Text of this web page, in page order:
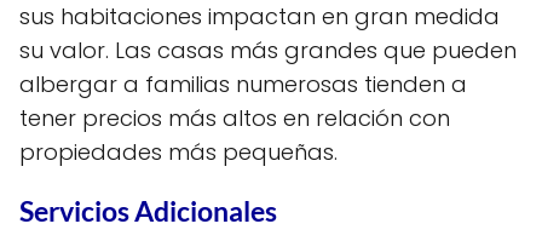
sus habitaciones impactan en gran medida
su valor. Las casas más grandes que pueden
albergar a familias numerosas tienden a
tener precios más altos en relación con
propiedades más pequeñas.
Servicios Adicionales